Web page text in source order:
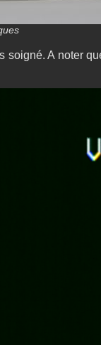
A noter